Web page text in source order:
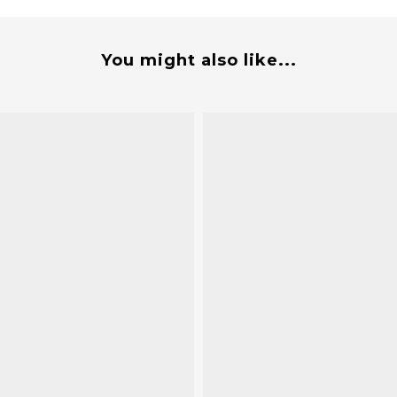
You might also like...